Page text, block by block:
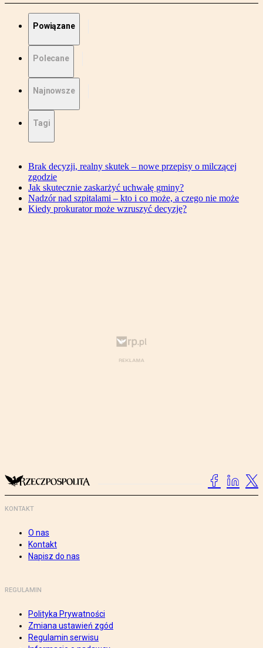
Powiązane
Polecane
Najnowsze
Tagi
Brak decyzji, realny skutek – nowe przepisy o milczącej
zgodzie
Jak skutecznie zaskarżyć uchwałę gminy?
Nadzór nad szpitalami – kto i co może, a czego nie może
Kiedy prokurator może wzruszyć decyzję?
KONTAKT
O nas
Kontakt
Napisz do nas
REGULAMIN
Polityka Prywatności
Zmiana ustawień zgód
Regulamin serwisu